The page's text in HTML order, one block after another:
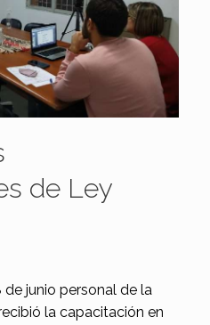
de Ley
de junio personal de la
la capacitación en